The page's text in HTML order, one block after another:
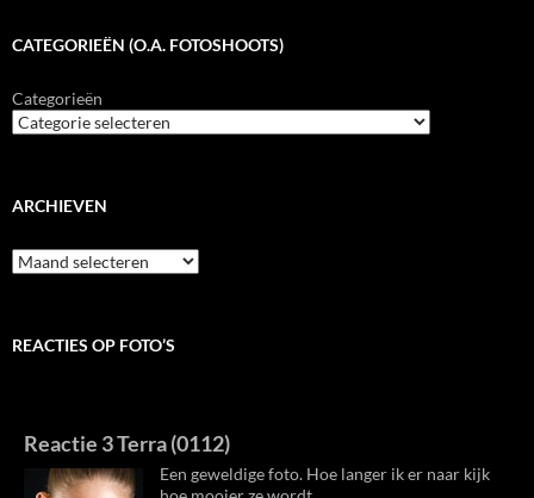
CATEGORIEËN (O.A. FOTOSHOOTS)
Categorieën
ARCHIEVEN
Archieven
REACTIES OP FOTO’S
Reactie 3 Terra (0112)
Een geweldige foto. Hoe langer ik er naar kijk